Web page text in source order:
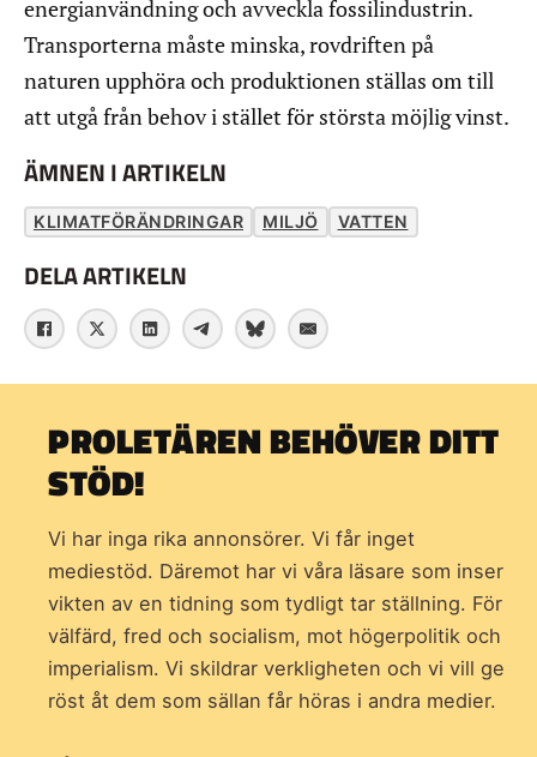
energianvändning och avveckla fossilindustrin.
Transporterna måste minska, rovdriften på
naturen upphöra och produktionen ställas om till
att utgå från behov i stället för största möjlig vinst.
ÄMNEN I ARTIKELN
KLIMATFÖRÄNDRINGAR MILJÖ VATTEN
DELA ARTIKELN
PROLETÄREN BEHÖVER DITT
STÖD!
Vi har inga rika annonsörer. Vi får inget
mediestöd. Däremot har vi våra läsare som inser
vikten av en tidning som tydligt tar ställning. För
välfärd, fred och socialism, mot högerpolitik och
imperialism. Vi skildrar verkligheten och vi vill ge
röst åt dem som sällan får höras i andra medier.